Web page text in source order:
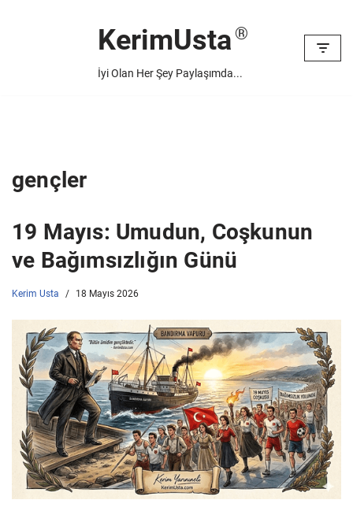
KerimUsta
İyi Olan Her Şey Paylaşımda...
gençler
19 Mayıs: Umudun, Coşkunun
ve Bağımsızlığın Günü
Kerim Usta 18 Mayıs 2026